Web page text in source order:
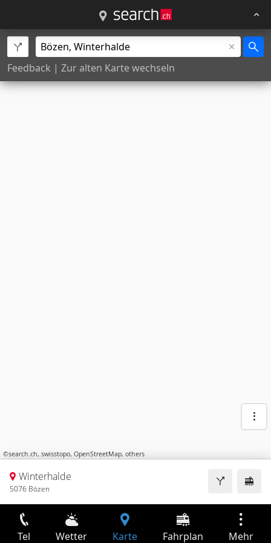
Feedback | Zur alten Karte wechseln
©search.ch, swisstopo, OpenStreetMap, others
Winterhalde
5076 Bözen
Tel Wetter Karte Fahrplan Mehr